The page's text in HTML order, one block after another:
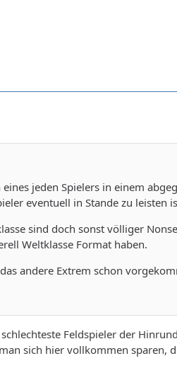
jeden Spielers in einem
eventuell in Stande zu leisten
sind doch sonst völliger
Weltklasse Format haben.
andere Extrem schon
Feldspieler der
sich hier vollkommen sparen,